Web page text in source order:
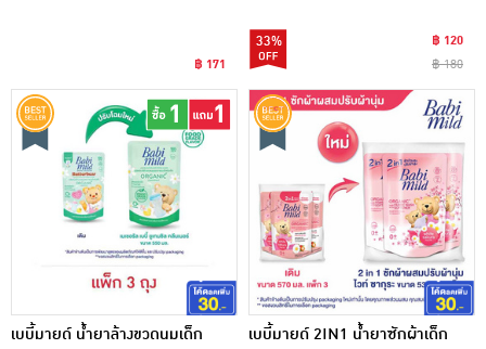
฿ 171
33%
฿ 120
฿ 180
เบบี้มายด์ น้ำยาล้างขวดนมเด็ก
เบบี้มายด์ 2IN1 น้ำยาซักผ้าเด็ก